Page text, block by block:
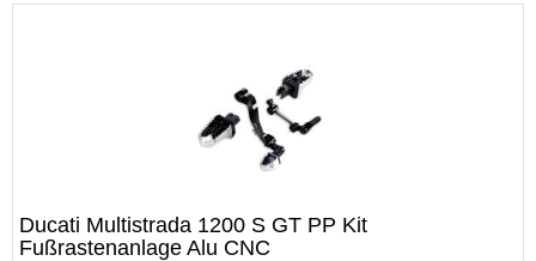
Ducati Multistrada 1200 S GT PP Kit
Fußrastenanlage Alu CNC